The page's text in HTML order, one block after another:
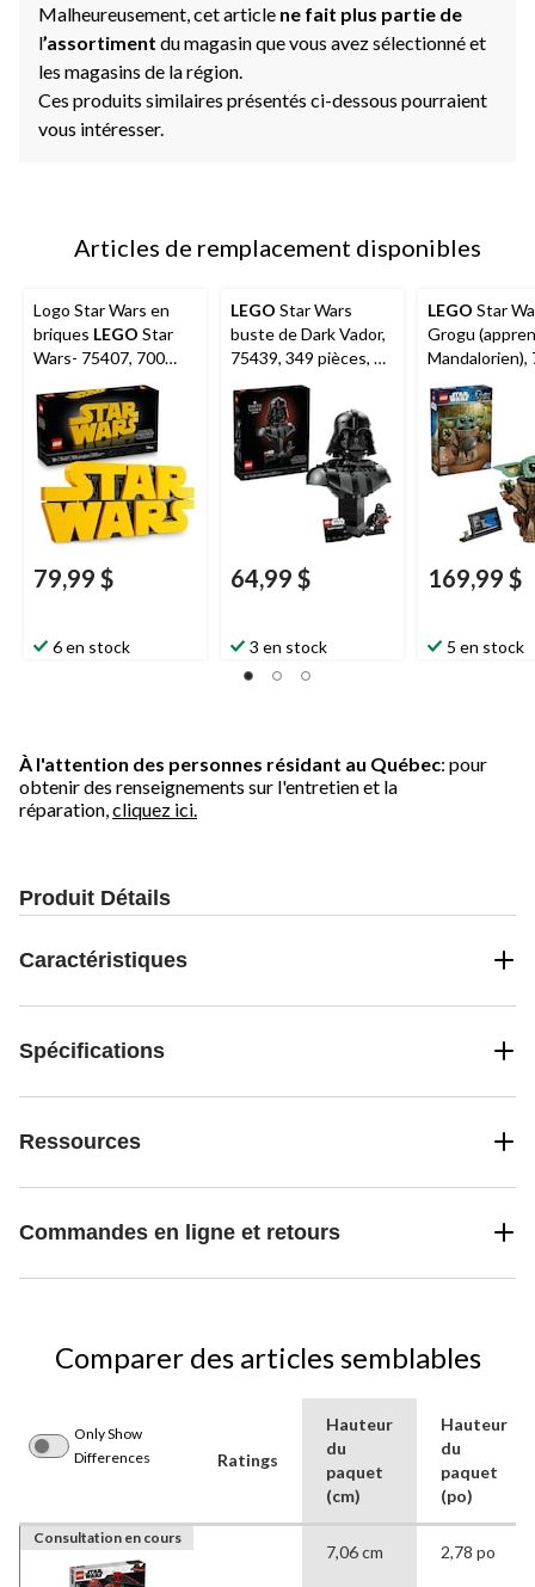
Malheureusement, cet article ne fait plus partie de
l’assortiment du magasin que vous avez sélectionné et
les magasins de la région.
Ces produits similaires présentés ci-dessous pourraient
vous intéresser.
Articles de remplacement disponibles
Logo Star Wars en
briques LEGO Star
Wars- 75407, 700
pièces, 18 ans et plus
79,99 $
6 en stock
LEGO Star Wars
buste de Dark Vador,
75439, 349 pièces, 18
ans et plus
64,99 $
3 en stock
LEGO Star
Grogu
Mandalorien),
1200 pièces,
et plus
169,99 $
5 en stock
À l'attention des personnes résidant au Québec: pour
obtenir des renseignements sur l'entretien et la
réparation, cliquez ici.
Produit Détails
Caractéristiques
Spécifications
Ressources
Commandes en ligne et retours
Comparer des articles semblables
Only Show
Differences
Ratings
Hauteur
du
paquet
(cm)
Hauteur
du
paquet
(po)
Consultation en cours
7,06 cm 2,78 po